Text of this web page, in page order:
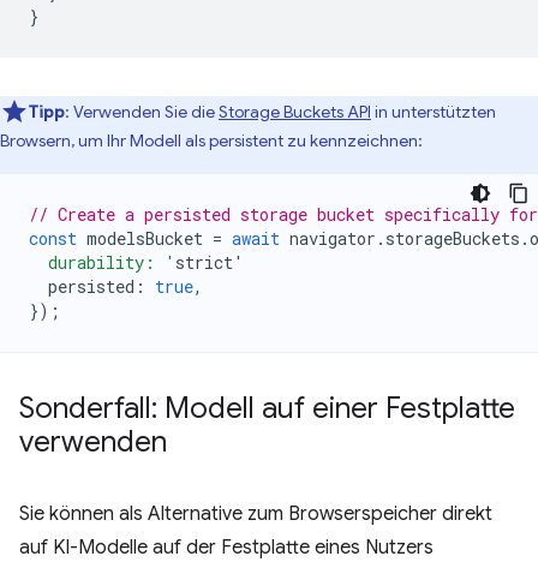
}
Tipp: Verwenden Sie dieStorage Buckets API in unterstützten
Browsern, um Ihr Modell als persistent zu kennzeichnen:
// Create a persisted storage bucket specifically for
const modelsBucket = await navigator . storageBuckets .
  durability: '
strict'
persisted : true,
});
Sonderfall: Modell auf einer Festplatte
verwenden
Sie können als Alternative zum Browserspeicher direkt
auf KI-Modelle auf der Festplatte eines Nutzers